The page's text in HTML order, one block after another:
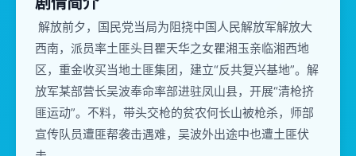
解放前夕，国民党当局为阻挠中国人民解放军解放大
西南，派员率土匪头目瞿天华之女瞿湘玉亲临湘西地
区，重金收买当地土匪集团，建立“反共复兴基地”。解
放军某部营长吴波奉命率部进驻凤山县，开展“清枪挤
匪运动”。不料，带头交枪的贫农何长山被枪杀，师部
宣传队员遭匪帮袭击遇难，吴波外出途中也遭土匪伏